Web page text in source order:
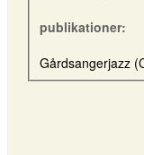
publikationer: